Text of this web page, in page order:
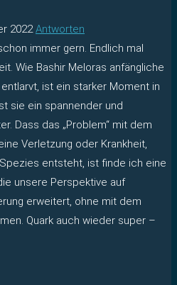
2022 Antworten
immer gern. Endlich mal
Wie Bashir Meloras anfängliche
ist ein starker Moment in
sie ein spannender und
Dass das „Problem“ mit dem
Verletzung oder Krankheit,
entsteht, ist finde ich eine
unsere Perspektive auf
erweitert, ohne mit dem
Quark auch wieder super –